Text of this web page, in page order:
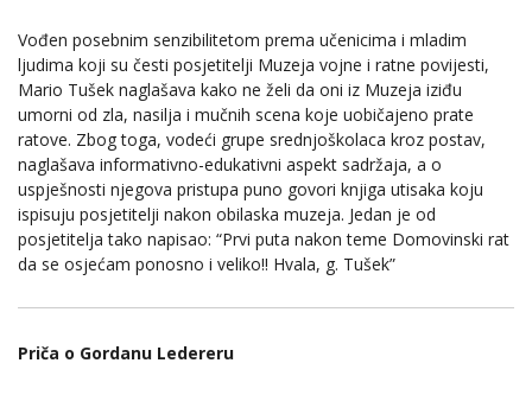
Vođen posebnim senzibilitetom prema učenicima i mladim
ljudima koji su česti posjetitelji Muzeja vojne i ratne povijesti,
Mario Tušek naglašava kako ne želi da oni iz Muzeja iziđu
umorni od zla, nasilja i mučnih scena koje uobičajeno prate
ratove. Zbog toga, vodeći grupe srednjoškolaca kroz postav,
naglašava informativno-edukativni aspekt sadržaja, a o
uspješnosti njegova pristupa puno govori knjiga utisaka koju
ispisuju posjetitelji nakon obilaska muzeja. Jedan je od
posjetitelja tako napisao: “Prvi puta nakon teme Domovinski rat
da se osjećam ponosno i veliko!! Hvala, g. Tušek”
Priča o Gordanu Ledereru